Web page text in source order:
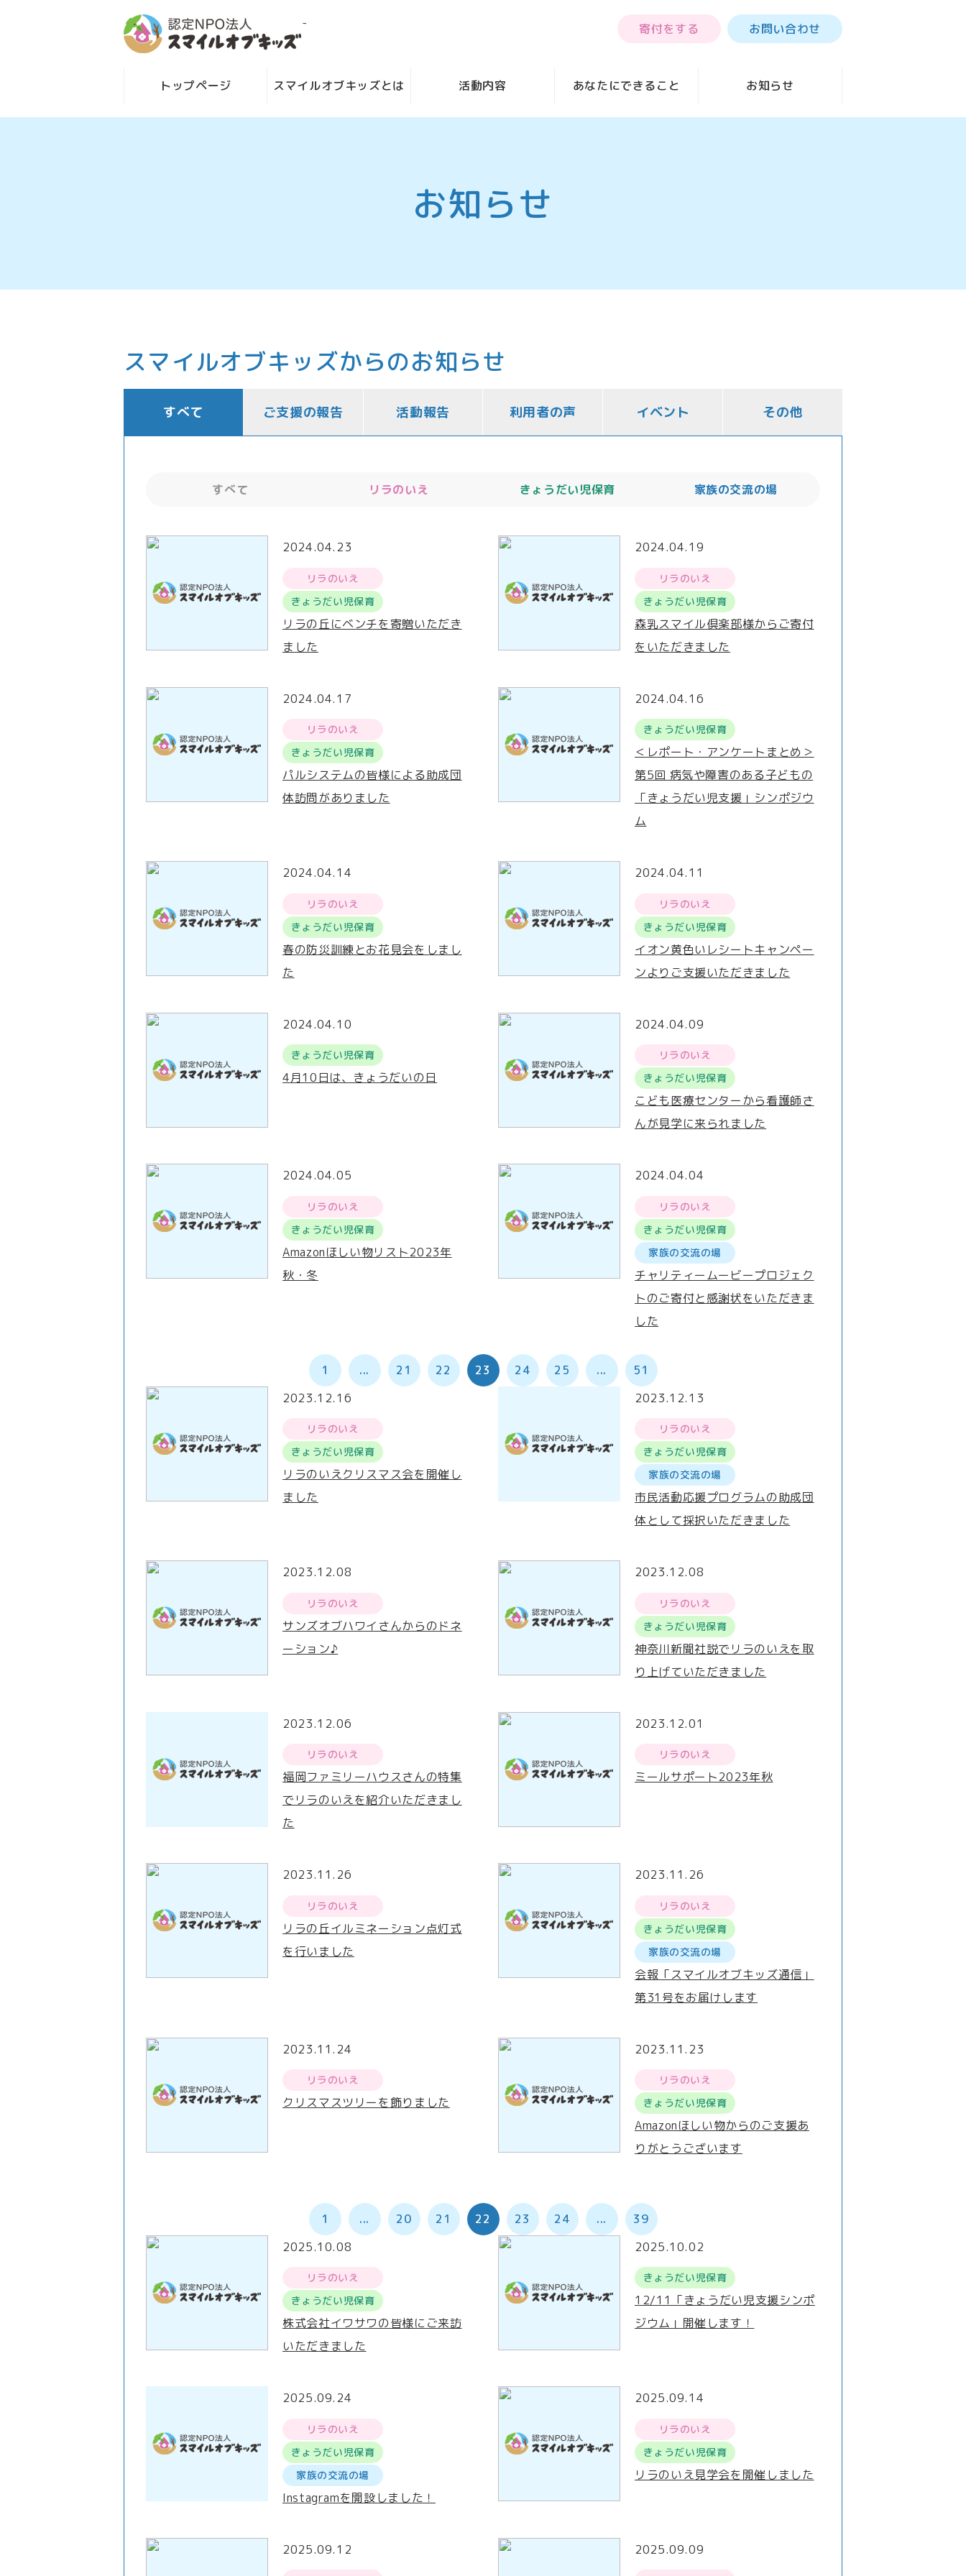
- 寄付をする お問い合わせ
トップページ スマイルオブキッズとは 活動内容 あなたにできること お知らせ
お知らせ
スマイルオブキッズからのお知らせ
すべて ご支援の報告 活動報告 利用者の声 イベント その他
すべて リラのいえ きょうだい児保育 家族の交流の場
2024.04.23
リラのいえ
きょうだい児保育
リラの丘にベンチを寄贈いただき
ました
2024.04.19
リラのいえ
きょうだい児保育
森乳スマイル倶楽部様からご寄付
をいただきました
2024.04.17
リラのいえ
きょうだい児保育
パルシステムの皆様による助成団
体訪問がありました
2024.04.16
きょうだい児保育
＜レポート・アンケートまとめ＞
第5回 病気や障害のある子どもの
「きょうだい児支援」シンポジウ
ム
2024.04.14
リラのいえ
きょうだい児保育
春の防災訓練とお花見会をしまし
た
2024.04.11
リラのいえ
きょうだい児保育
イオン黄色いレシートキャンペー
ンよりご支援いただきました
2024.04.10
きょうだい児保育
4月10日は、きょうだいの日
2024.04.09
リラのいえ
きょうだい児保育
こども医療センターから看護師さ
んが見学に来られました
2024.04.05
リラのいえ
きょうだい児保育
Amazonほしい物リスト2023年
秋・冬
2024.04.04
リラのいえ
きょうだい児保育
家族の交流の場
チャリティームービープロジェク
トのご寄付と感謝状をいただきま
した
1 ... 21 22 23 24 25 ...
51
2023.12.16
リラのいえ
きょうだい児保育
リラのいえクリスマス会を開催し
ました
2023.12.13
リラのいえ
きょうだい児保育
家族の交流の場
市民活動応援プログラムの助成団
体として採択いただきました
2023.12.08
リラのいえ
サンズオブハワイさんからのドネ
ーション♪
2023.12.08
リラのいえ
きょうだい児保育
神奈川新聞社説でリラのいえを取
り上げていただきました
2023.12.06
リラのいえ
福岡ファミリーハウスさんの特集
でリラのいえを紹介いただきまし
た
2023.12.01
リラのいえ
ミールサポート2023年秋
2023.11.26
リラのいえ
リラの丘イルミネーション点灯式
を行いました
2023.11.26
リラのいえ
きょうだい児保育
家族の交流の場
会報「スマイルオブキッズ通信」
第31号をお届けします
2023.11.24
リラのいえ
クリスマスツリーを飾りました
2023.11.23
リラのいえ
きょうだい児保育
Amazonほしい物からのご支援あ
りがとうございます
1 ... 20 21 22 23 24 ...
39
2025.10.08
リラのいえ
きょうだい児保育
株式会社イワサワの皆様にご来訪
いただきました
2025.10.02
きょうだい児保育
12/11「きょうだい児支援シンポ
ジウム」開催します！
2025.09.24
リラのいえ
きょうだい児保育
家族の交流の場
Instagramを開設しました！
2025.09.14
リラのいえ
きょうだい児保育
リラのいえ見学会を開催しました
2025.09.12 2025.09.09